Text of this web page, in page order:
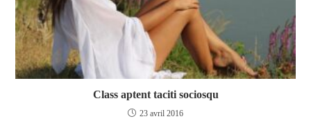
Class aptent taciti sociosqu
23 avril 2016